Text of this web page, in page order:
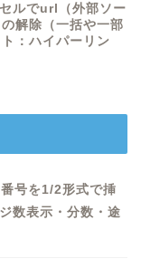
ルでurl（外部ソー
解除（一括や一部
：ハイパーリン
号を1/2形式で挿
数表示・分数・途